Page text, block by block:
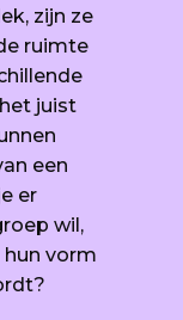
zijn ze
ruimte
juist
een
er
wil,
vorm